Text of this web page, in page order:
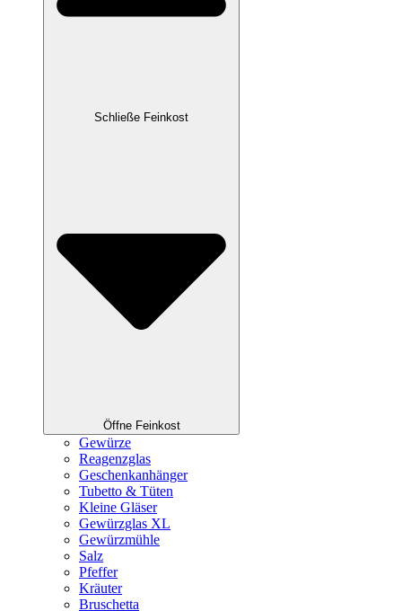
Schließe Feinkost
Öffne Feinkost
Gewürze
Reagenzglas
Geschenkanhänger
Tubetto & Tüten
Kleine Gläser
Gewürzglas XL
Gewürzmühle
Salz
Pfeffer
Kräuter
Bruschetta